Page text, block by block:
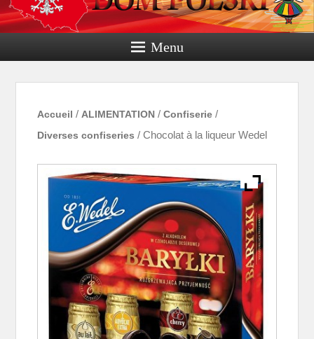
Menu
Accueil / ALIMENTATION /Confiserie /
Diverses confiseries / Chocolat à la liqueur Wedel